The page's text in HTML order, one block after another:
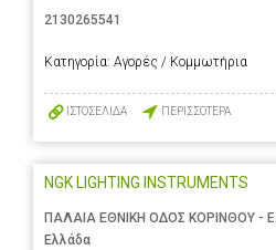
2130265541
Κατηγορία: Αγορές / Κομμωτήρια
ΙΣΤΟΣΕΛΙΔΑ ΠΕΡΙΣΣΟΤΕΡΑ
NGK LIGHTING INSTRUMENTS
ΠΑΛΑΙΑ ΕΘΝΙΚΗ ΟΔΟΣ ΚΟΡΙΝΘΟΥ -
Ελλάδα